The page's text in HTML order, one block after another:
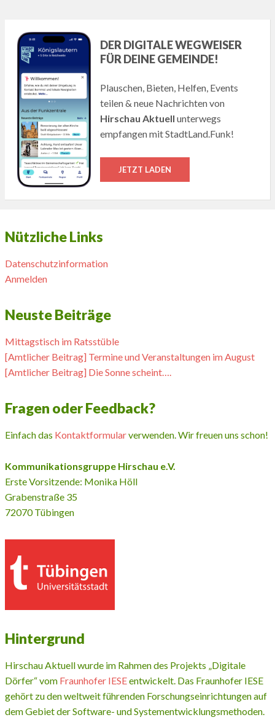
DER DIGITALE WEGWEISER
FÜR DEINE GEMEINDE!
Plauschen, Bieten, Helfen, Events
teilen & neue Nachrichten von
Hirschau Aktuell unterwegs
empfangen mit StadtLand.Funk!
JETZT LADEN
Nützliche Links
Datenschutzinformation
Anmelden
Neuste Beiträge
Mittagstisch im Ratsstüble
[Amtlicher Beitrag] Termine und Veranstaltungen im August
[Amtlicher Beitrag] Die Sonne scheint….
Fragen oder Feedback?
Einfach das Kontaktformularverwenden. Wir freuen uns schon!
Kommunikationsgruppe Hirschau e.V.
Erste Vorsitzende: Monika Höll
Grabenstraße 35
72070 Tübingen
Hintergrund
Hirschau Aktuell wurde im Rahmen des Projekts „Digitale
Dörfer“ vom Fraunhofer IESEentwickelt. Das Fraunhofer IESE
gehört zu den weltweit führenden Forschungseinrichtungen auf
dem Gebiet der Software- und Systementwicklungsmethoden.